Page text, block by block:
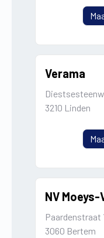
Verama
3210 Linden
NV Moeys-
Paardenstraat
3060 Bertem